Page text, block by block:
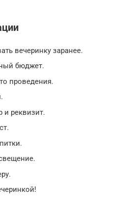
вечеринку заранее.
бюджет.
проведения.
и реквизит.